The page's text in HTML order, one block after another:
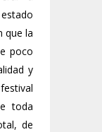
que la
poco
y
toda
de